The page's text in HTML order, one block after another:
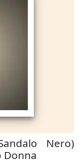
Nero)
Donna